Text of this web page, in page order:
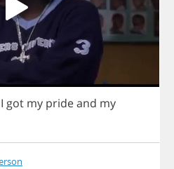
I got my prideand my